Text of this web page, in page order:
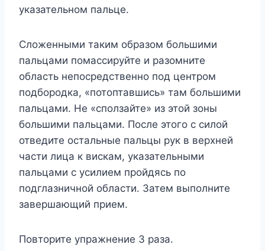
указательном пальце.
Сложенными таким образом большими
пальцами помассируйте и разомните
область непосредственно под центром
подбородка, «потоптавшись» там большими
пальцами. Не «сползайте» из этой зоны
большими пальцами. После этого с силой
отведите остальные пальцы рук в верхней
части лица к вискам, указательными
пальцами с усилием пройдясь по
подглазничной области. Затем выполните
завершающий прием.
Повторите упражнение 3 раза.